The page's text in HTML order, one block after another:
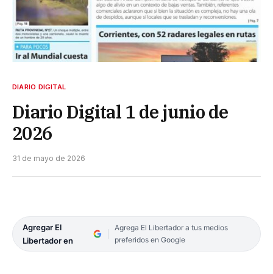
DIARIO DIGITAL
Diario Digital 1 de junio de
2026
31 de mayo de 2026
Agregar El
Libertador en
Agrega El Libertador a tus medios
preferidos en Google